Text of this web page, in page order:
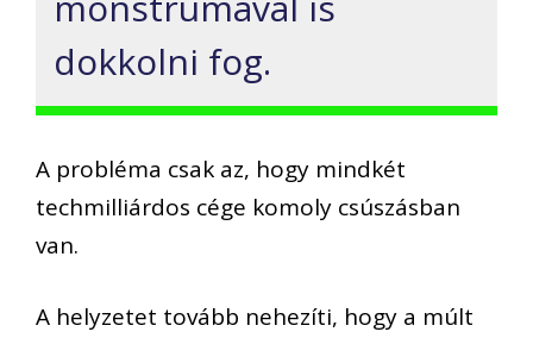
dokkolni fog.
A probléma csak az, hogy mindkét
techmilliárdos cége komoly csúszásban
van.
A helyzetet tovább nehezíti, hogy a múlt